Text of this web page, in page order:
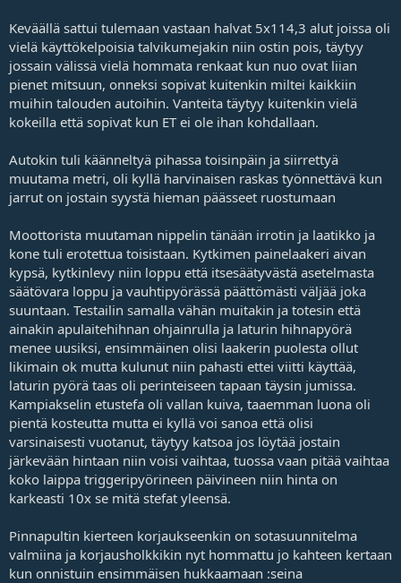
Keväällä sattui tulemaan vastaan halvat 5x114,3 alut joissa oli
vielä käyttökelpoisia talvikumejakin niin ostin pois, täytyy
jossain välissä vielä hommata renkaat kun nuo ovat liian
pienet mitsuun, onneksi sopivat kuitenkin miltei kaikkiin
muihin talouden autoihin. Vanteita täytyy kuitenkin vielä
kokeilla että sopivat kun ET ei ole ihan kohdallaan.
Autokin tuli käänneltyä pihassa toisinpäin ja siirrettyä
muutama metri, oli kyllä harvinaisen raskas työnnettävä kun
jarrut on jostain syystä hieman päässeet ruostumaan
Moottorista muutaman nippelin tänään irrotin ja laatikko ja
kone tuli erotettua toisistaan. Kytkimen painelaakeri aivan
kypsä, kytkinlevy niin loppu että itsesäätyvästä asetelmasta
säätövara loppu ja vauhtipyörässä päättömästi väljää joka
suuntaan. Testailin samalla vähän muitakin ja totesin että
ainakin apulaitehihnan ohjainrulla ja laturin hihnapyörä
menee uusiksi, ensimmäinen olisi laakerin puolesta ollut
likimain ok mutta kulunut niin pahasti ettei viitti käyttää,
laturin pyörä taas oli perinteiseen tapaan täysin jumissa.
Kampiakselin etustefa oli vallan kuiva, taaemman luona oli
pientä kosteutta mutta ei kyllä voi sanoa että olisi
varsinaisesti vuotanut, täytyy katsoa jos löytää jostain
järkevään hintaan niin voisi vaihtaa, tuossa vaan pitää vaihtaa
koko laippa triggeripyörineen päivineen niin hinta on
karkeasti 10x se mitä stefat yleensä.
Pinnapultin kierteen korjaukseenkin on sotasuunnitelma
valmiina ja korjausholkkikin nyt hommattu jo kahteen kertaan
kun onnistuin ensimmäisen hukkaamaan :seina